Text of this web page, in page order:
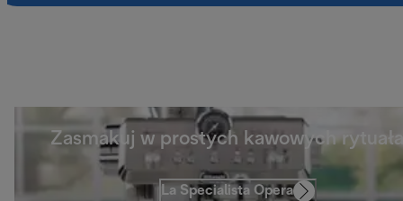
Zasmakuj w prostych kawowych
La Specialista Opera